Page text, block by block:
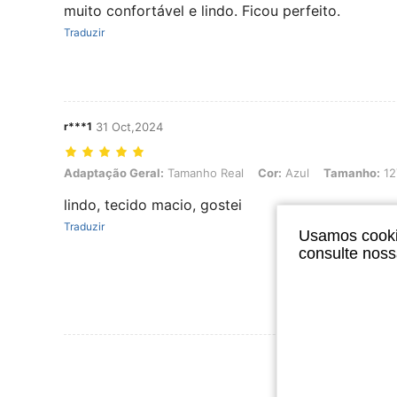
muito confortável e lindo. Ficou perfeito.
Traduzir
r***1 31 Oct,2024
Adaptação Geral: Tamanho Real, Cor: Azul, Tamanho: 12Y
Adaptação Geral: Tamanho Real Cor: Azul Tamanho:
lindo, tecido macio, gostei
Traduzir
Usamos
consulte